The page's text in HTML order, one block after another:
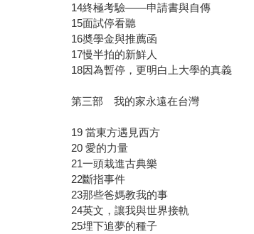
14終極考驗――申請書與自傳
15面試停看聽
16奬學金與推薦函
17慢半拍的新鮮人
18因為暫停，更明白上大學的真義
第三部 我的家永遠在台灣
19 當東方遇見西方
20 愛的力量
21一頭栽進古典樂
22斷指事件
23那些爸媽教我的事
24英文，讓我與世界接軌
25埋下追夢的種子